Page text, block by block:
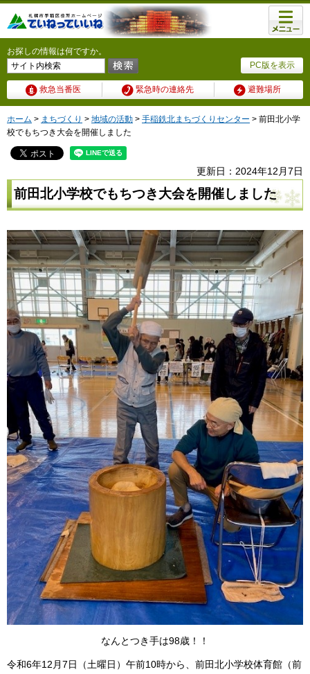
PC版を表示
お探しの情報は何ですか。
救急当番医 緊急時の連絡先 避難場所
メニュ
ー
ホーム > まちづくり > 地域の活動 > 手稲鉄北まちづくりセンター > 前田北小学
校でもちつき大会を開催しました
更新日：2024年12月7日
前田北小学校でもちつき大会を開催しました
なんとつき手は98歳！！
令和6年12月7日（土曜日）午前10時から、前田北小学校体育館（前